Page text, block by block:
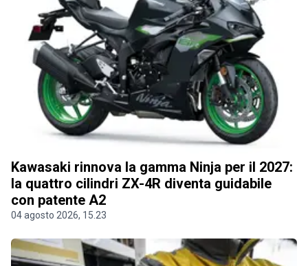
Kawasaki rinnova la gamma Ninja per il 2027:
la quattro cilindri ZX-4R diventa guidabile
con patente A2
04 agosto 2026, 15.23